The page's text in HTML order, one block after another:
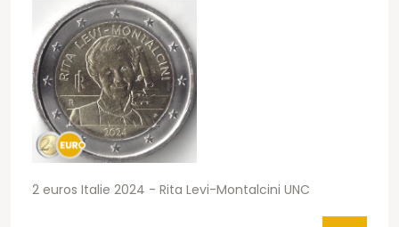
2 euros Italie 2024 - Rita Levi-Montalcini UNC